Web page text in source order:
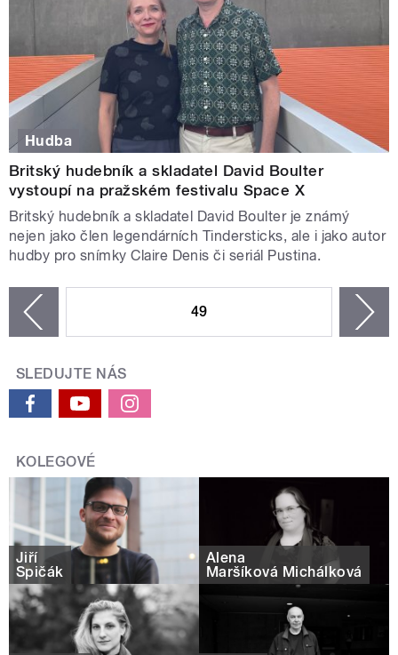
Hudba
Britský hudebník a skladatel David Boulter
vystoupí na pražském festivalu Space X
Britský hudebník a skladatel David Boulter je známý
nejen jako člen legendárních Tindersticks, ale i jako autor
hudby pro snímky Claire Denis či seriál Pustina.
49
SLEDUJTE NÁS
KOLEGOVÉ
Jiří
Špičák
Alena
Maršíková Michálková